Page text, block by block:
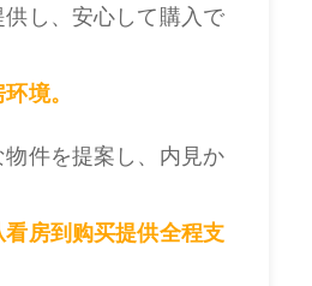
し、安心して購入で
境。
件を提案し、内見か
房到购买提供全程支